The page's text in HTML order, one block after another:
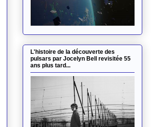
L'histoire de la découverte des
pulsars par Jocelyn Bell revisitée 55
ans plus tard...